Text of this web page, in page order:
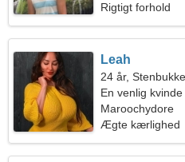
Rigtigt forhold
Leah
24 år,
En venlig
Maroochydore
Ægte kærlighed